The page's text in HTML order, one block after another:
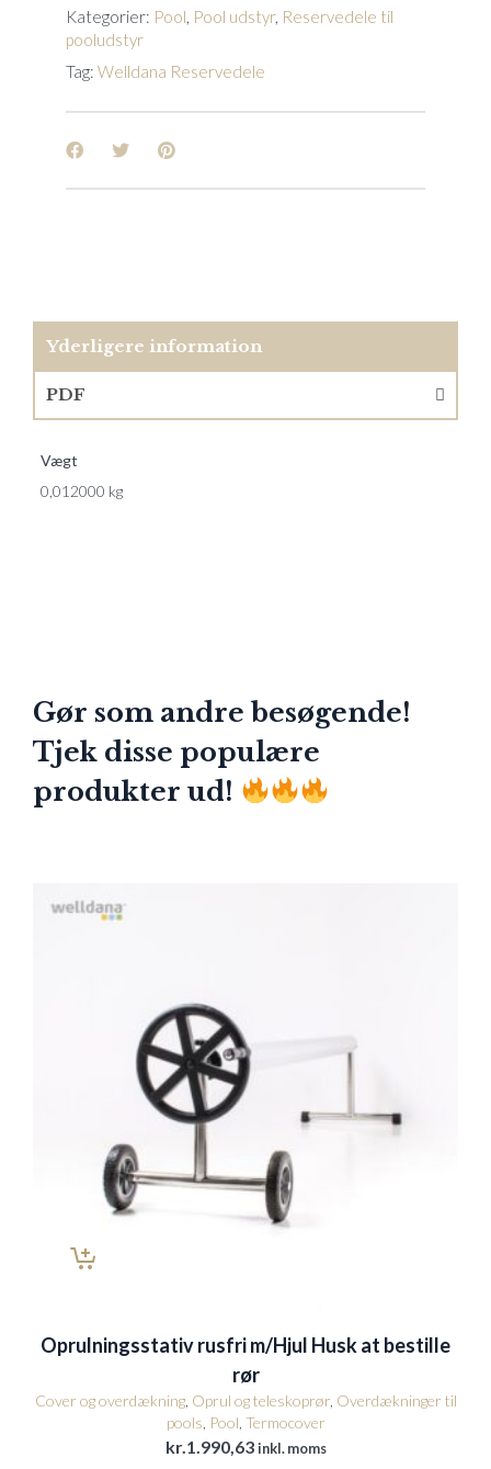
Kategorier: Pool Pool udstyr, Reservedele til
pooludstyr
Tag: Welldana Reservedele
Yderligere information
PDF
Vægt
0,012000 kg
Gør som andre besøgende!
Tjek disse populære
produkter ud!
Oprulningsstativ rusfri m/Hjul Husk at bestille
rør
Cover og overdækning, Oprul og teleskoprør, Overdækninger til
pools Pool Termocover
kr. 1.990,63 inkl. moms